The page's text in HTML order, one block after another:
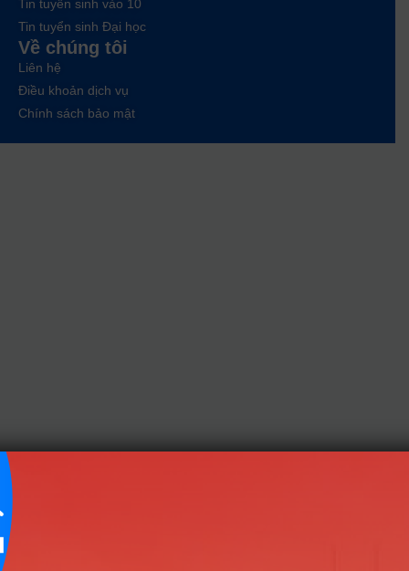
Tin tuyển sinh vào 10
Tin tuyển sinh Đại học
Về chúng tôi
Liên hệ
Điều khoản dịch vụ
Chính sách bảo mật